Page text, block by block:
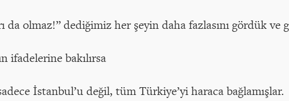
da olmaz!” dediğimiz her şeyin daha fazlasını gördük ve
ifadelerine bakılırsa
İstanbul’u değil, tüm Türkiye’yi haraca bağlamışlar.